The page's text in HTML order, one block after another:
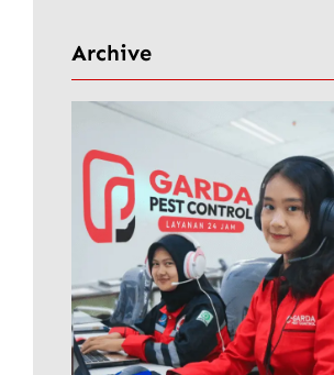
Archive